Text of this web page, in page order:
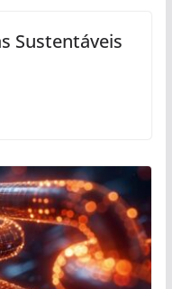
Sustentáveis